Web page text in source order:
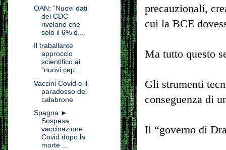
precauzionali,
cui la BCE
Ma tutto questo
Gli strumenti
conseguenza di
Il “governo di
OAN: “Nuovi dati
del CDC
rivelano che
solo il 6% d...
Il traballante
approccio
scientifico ai
“nuovi cep...
Vaccini Covid e il
paradosso del
calabrone
Spagna ►
Sospesa
vaccinazione
Covid dopo la
morte ...